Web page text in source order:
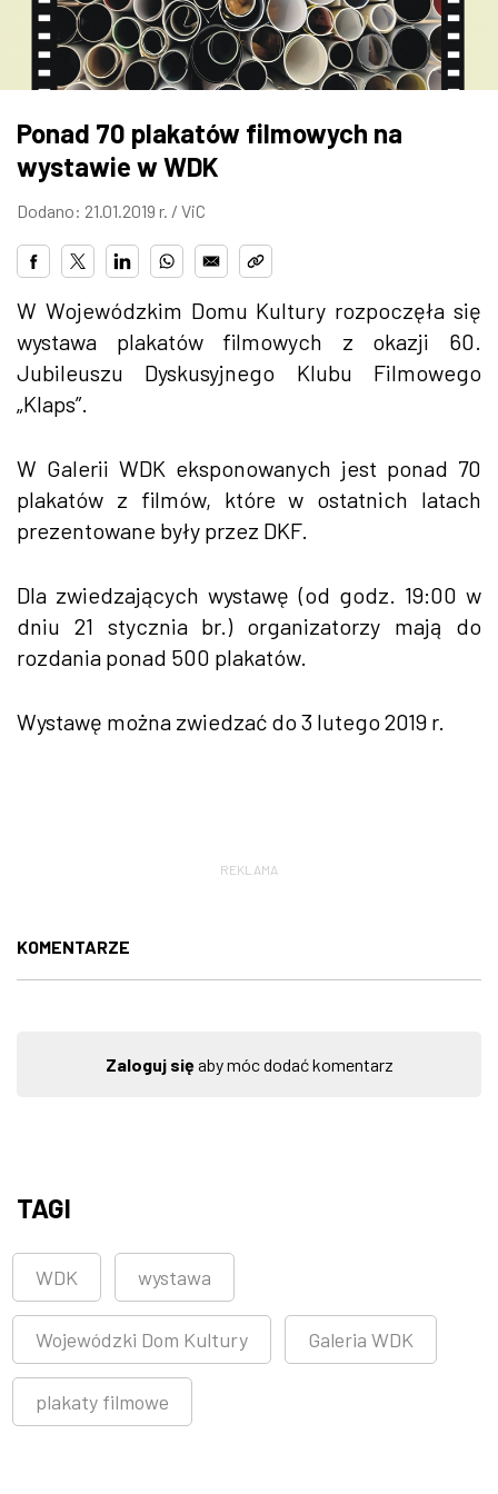
ZDJĘCIA
W RZESZOWIE
Ponad 70 plakatów filmowych na
wystawie w WDK
Dodano: 21.01.2019 r. / ViC
W Wojewódzkim Domu Kultury rozpoczęła się
wystawa plakatów filmowych z okazji 60.
Jubileuszu Dyskusyjnego Klubu Filmowego
„Klaps”.
W Galerii WDK eksponowanych jest ponad 70
plakatów z filmów, które w ostatnich latach
prezentowane były przez DKF.
Dla zwiedzających wystawę (od godz. 19:00 w
dniu 21 stycznia br.) organizatorzy mają do
rozdania ponad 500 plakatów.
Wystawę można zwiedzać do 3 lutego 2019 r.
REKLAMA
KOMENTARZE
Zaloguj sięaby móc dodać komentarz
TAGI
WDK wystawa
Wojewódzki Dom Kultury Galeria WDK
plakaty filmowe